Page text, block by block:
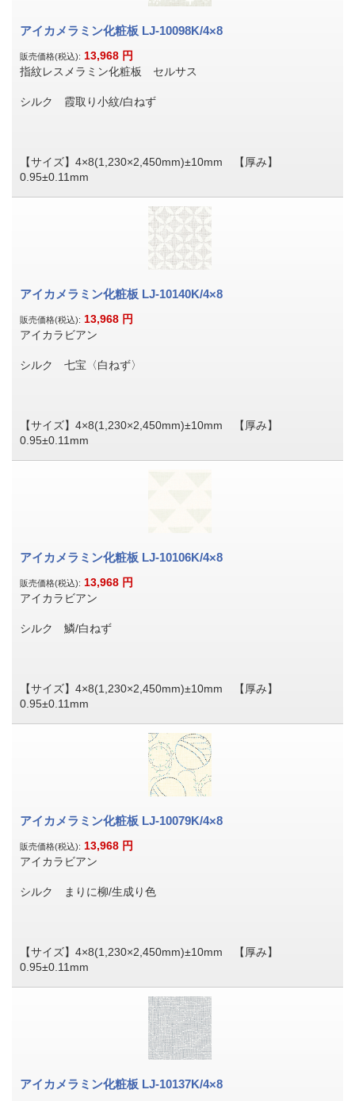
アイカメラミン化粧板 LJ-10098K/4×8
販売価格(税込): 13,968 円
指紋レスメラミン化粧板 セルサス
シルク 霞取り小紋/白ねず
【サイズ】4×8(1,230×2,450mm)±10mm 【厚み】
0.95±0.11mm
アイカメラミン化粧板 LJ-10140K/4×8
販売価格(税込): 13,968 円
アイカラビアン
シルク 七宝〈白ねず〉
【サイズ】4×8(1,230×2,450mm)±10mm 【厚み】
0.95±0.11mm
アイカメラミン化粧板 LJ-10106K/4×8
販売価格(税込): 13,968 円
アイカラビアン
シルク 鱗/白ねず
【サイズ】4×8(1,230×2,450mm)±10mm 【厚み】
0.95±0.11mm
アイカメラミン化粧板 LJ-10079K/4×8
販売価格(税込): 13,968 円
アイカラビアン
シルク まりに柳/生成り色
【サイズ】4×8(1,230×2,450mm)±10mm 【厚み】
0.95±0.11mm
アイカメラミン化粧板 LJ-10137K/4×8